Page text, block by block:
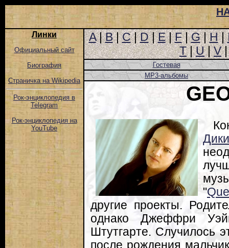
Линки
Официальный сайт
Биография
Страничка на Wikipedia
Рок-энциклопедия в
Telegram
Рок-энциклопедия на
YouTube
A|B|C|D|E|F|G|H|
T|U|V
Гостевая
MP3-альбомы
"
другие проекты.
однако Джеффри
Штутгарте. Случилось
после рождения